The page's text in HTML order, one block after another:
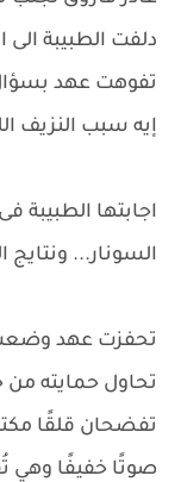
دلفت الطبيبة
تفوهت عهد
إيه سبب النزيف
اجابتها
السونار...
تحفزت عهد وضعت
تحاول حمايته من
تفضحان قلقًا
صوتًا خفيفًا وهي